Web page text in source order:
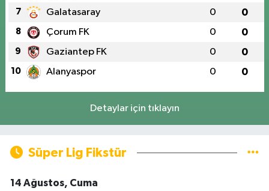
7 Galatasaray 0 0
8 Çorum FK 0 0
9 Gaziantep FK 0 0
10 Alanyaspor 0 0
Detaylar için tıklayın
Süper Lig Fikstür
14 Ağustos, Cuma